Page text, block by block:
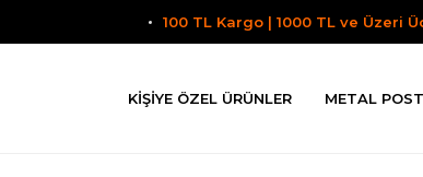
100 TL Kargo | 1000 TL ve Üzeri
KIŞIYE ÖZEL ÜRÜNLER METAL